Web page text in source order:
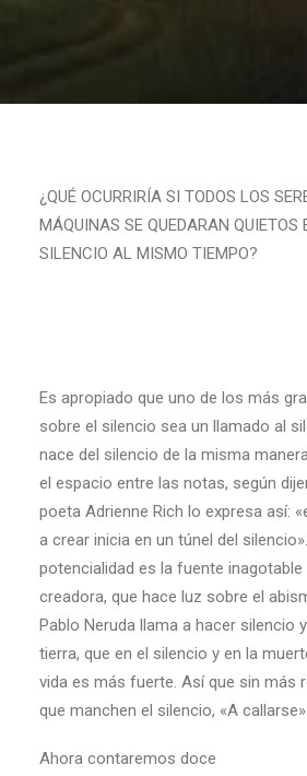
¿QUÉ OCURRIRÍA SI TODOS LOS
MÁQUINAS SE QUEDARAN QUIETOS
SILENCIO AL MISMO TIEMPO?
Es apropiado que uno de los más
sobre el silencio sea un llamado al
nace del silencio de la misma
el espacio entre las notas, según
poeta Adrienne Rich lo expresa así:
a crear inicia en un túnel del
potencialidad es la fuente inagotable
creadora, que hace luz sobre el
Pablo Neruda llama a hacer silencio
tierra, que en el silencio y en la
vida es más fuerte. Así que sin más
que manchen el silencio, «A callarse»:
Ahora contaremos doce